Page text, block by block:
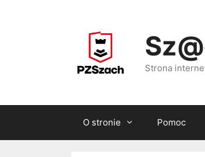
Strona
O stronie Pomoc